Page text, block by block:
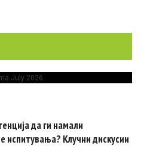
да ги намали
Клучни дискусии